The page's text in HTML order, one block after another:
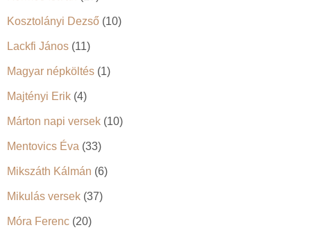
Kosztolányi Dezső (10)
Lackfi János (11)
Magyar népköltés (1)
Majtényi Erik (4)
Márton napi versek (10)
Mentovics Éva (33)
Mikszáth Kálmán (6)
Mikulás versek (37)
Móra Ferenc (20)